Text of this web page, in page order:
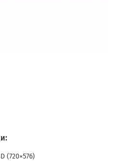
(720×576)